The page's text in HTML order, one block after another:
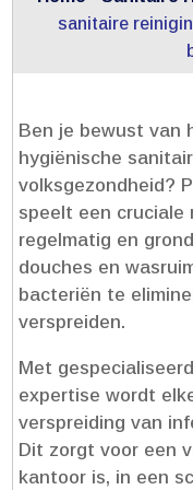
sanitaire
Ben je bewust van
hygiënische
volksgezondheid?
speelt een cruciale
regelmatig en
douches en
bacteriën te
verspreiden.​
Met
expertise wordt
verspreiding van
Dit zorgt voor een
kantoor is, in een